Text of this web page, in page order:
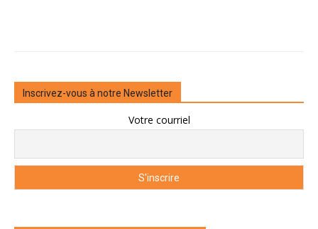
Inscrivez-vous à notre Newsletter
Votre courriel